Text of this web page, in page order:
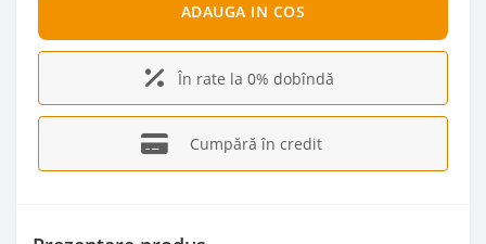
ADAUGA IN COS
În rate la 0% dobîndă
Cumpără în credit